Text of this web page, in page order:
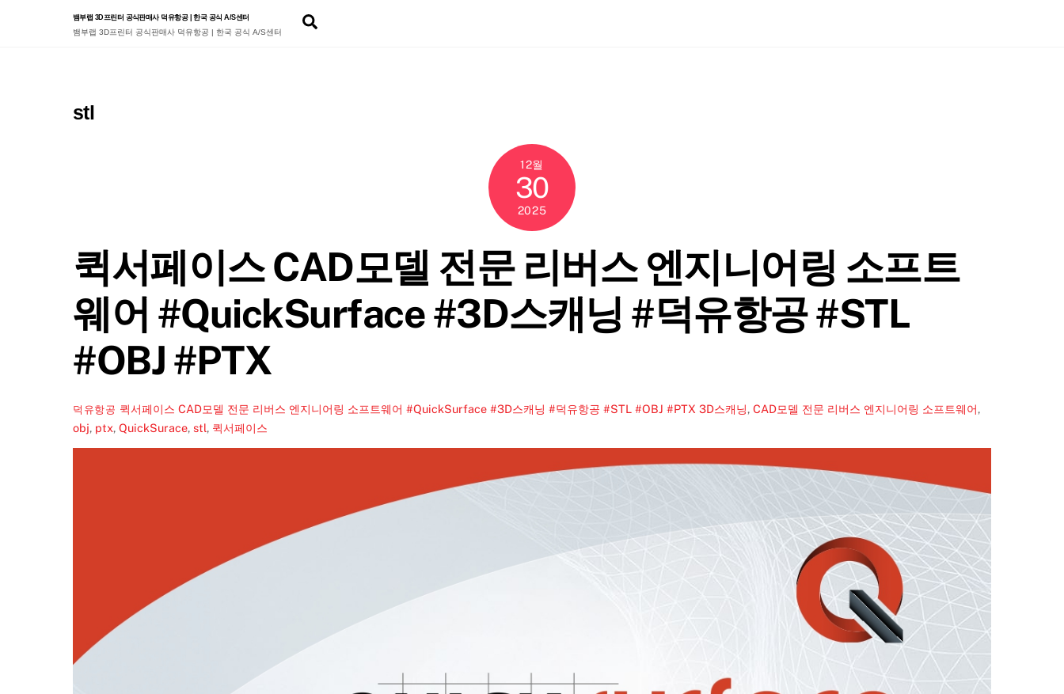
뱀부랩 3D프린터 공식판매사 덕유항공 | 한국 공식 A/S센터
뱀부랩 3D프린터 공식판매사 덕유항공 | 한국 공식 A/S센터
stl
12월
30
2025
퀵서페이스 CAD모델 전문 리버스 엔지니어링 소프트
웨어 #QuickSurface #3D스캐닝 #덕유항공 #STL
#OBJ #PTX
덕유항공 퀵서페이스 CAD모델 전문 리버스 엔지니어링 소프트웨어 #QuickSurface #3D스캐닝 #덕유항공 #STL #OBJ #PTX 3D스캐닝, CAD모델 전문 리버스 엔지니어링 소프트웨어,
obj, ptx, QuickSurace, stl, 퀵서페이스